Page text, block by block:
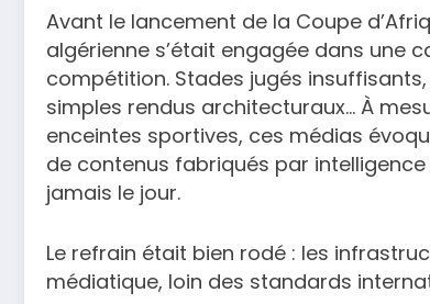
Avant le lancement de la Coupe
algérienne s’était engagée dans une
compétition. Stades jugés
simples rendus architecturaux… À
enceintes sportives, ces médias
de contenus fabriqués par
jamais le jour.
Le refrain était bien rodé : les
médiatique, loin des standards